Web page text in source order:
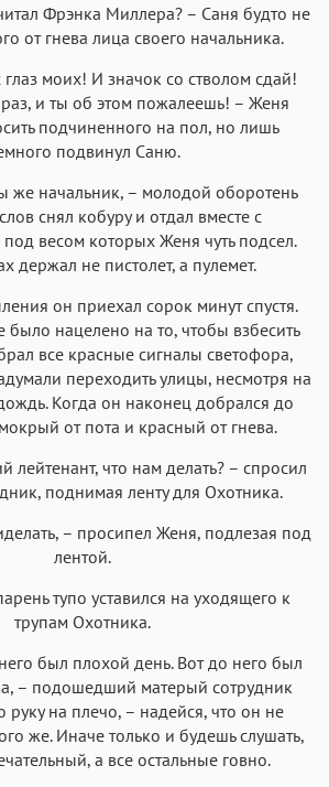
Фрэнка Миллера? – Саня будто не
от гнева лица своего начальника.
моих! И значок со стволом сдай!
и ты об этом пожалеешь! – Женя
подчиненного на пол, но лишь
подвинул Саню.
же начальник, – молодой оборотень
снял кобуру и отдал вместе с
весом которых Женя чуть подсел.
держал не пистолет, а пулемет.
он приехал сорок минут спустя.
было нацелено на то, чтобы взбесить
все красные сигналы светофора,
переходить улицы, несмотря на
Когда он наконец добрался до
от пота и красный от гнева.
лейтенант, что нам делать? – спросил
поднимая ленту для Охотника.
– просипел Женя, подлезая под
лентой.
тупо уставился на уходящего к
трупам Охотника.
был плохой день. Вот до него был
– подошедший матерый сотрудник
на плечо, – надейся, что он не
же. Иначе только и будешь слушать,
а все остальные говно.